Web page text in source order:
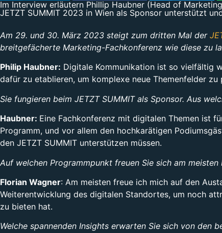
Im Interview erläutern Phillip Haubner (Head of
JETZT SUMMIT 2023 in Wien als Sponsor unterstützt
Am 29. und 30. März 2023 steigt zum dritten Mal der
breitgefächerte Marketing-Fachkonferenz wie diese zu
Philip Haubner: Digitale Kommunikation ist so vielfältig
dafür zu etablieren, um komplexe neue Themenfelder zu
Sie fungieren beim JETZT SUMMIT als Sponsor. Aus
Haubner: Eine Fachkonferenz mit digitalen Themen ist
Programm, und vor allem den hochkarätigen
den JETZT SUMMIT unterstützen müssen.
Auf welchen Programmpunkt freuen Sie sich am meisten
Florian Wagner: Am meisten freue ich mich auf den
Weiterentwicklung des digitalen Standortes, um noch
zu bieten hat.
Welche spannenden Insights erwarten Sie sich von den